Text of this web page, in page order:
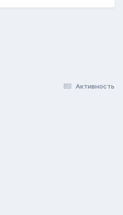
Активность